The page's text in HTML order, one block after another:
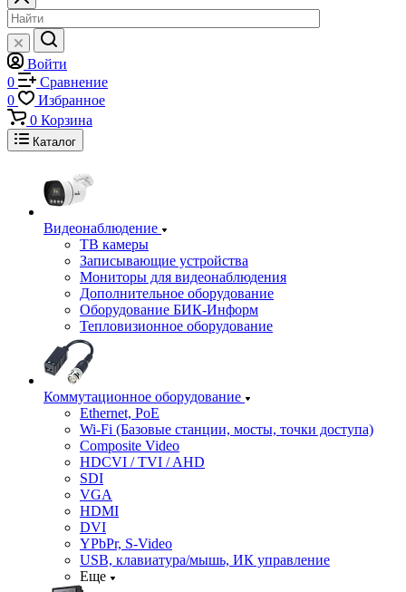
Войти
0
Сравнение
0
Избранное
0 Корзина
Каталог
Видеонаблюдение
ТВ камеры
Записывающие устройства
Мониторы для видеонаблюдения
Дополнительное оборудование
Оборудование БИК-Информ
Тепловизионное оборудование
Коммутационное оборудование
Ethernet, PoE
Wi-Fi (Базовые станции, мосты, точки доступа)
Composite Video
HDCVI / TVI / AHD
SDI
VGA
HDMI
DVI
YPbPr, S-Video
USB, клавиатура/мышь, ИК управление
Еще